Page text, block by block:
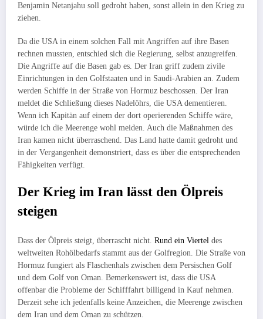
Benjamin Netanjahu soll gedroht haben, sonst allein in den Krieg zu
ziehen.
Da die USA in einem solchen Fall mit Angriffen auf ihre Basen
rechnen mussten, entschied sich die Regierung, selbst anzugreifen.
Die Angriffe auf die Basen gab es. Der Iran griff zudem zivile
Einrichtungen in den Golfstaaten und in Saudi-Arabien an. Zudem
werden Schiffe in der Straße von Hormuz beschossen. Der Iran
meldet die Schließung dieses Nadelöhrs, die USA dementieren.
Wenn ich Kapitän auf einem der dort operierenden Schiffe wäre,
würde ich die Meerenge wohl meiden. Auch die Maßnahmen des
Iran kamen nicht überraschend. Das Land hatte damit gedroht und
in der Vergangenheit demonstriert, dass es über die entsprechenden
Fähigkeiten verfügt.
Der Krieg im Iran lässt den Ölpreis
steigen
Dass der Ölpreis steigt, überrascht nicht. Rund ein Viertel des
weltweiten Rohölbedarfs stammt aus der Golfregion. Die Straße von
Hormuz fungiert als Flaschenhals zwischen dem Persischen Golf
und dem Golf von Oman. Bemerkenswert ist, dass die USA
offenbar die Probleme der Schifffahrt billigend in Kauf nehmen.
Derzeit sehe ich jedenfalls keine Anzeichen, die Meerenge zwischen
dem Iran und dem Oman zu schützen.